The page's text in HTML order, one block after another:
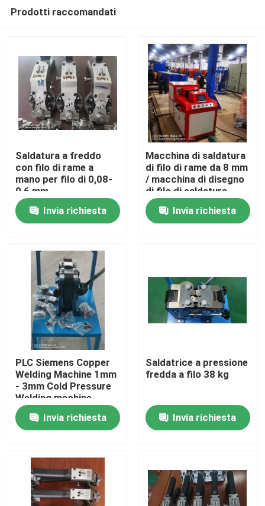
Casa.
Prodotti
Su di noi
Visita alla fabbrica
Controllo della qualità
Contattaci
Chiedi un preventivo
Macchine per estrusore di cavi
Macchine per estrusore di filo
Prodotti raccomandati
Saldatura a freddo
con filo di rame a
mano per filo di 0,08-
0,6 mm
Invia richiesta
Macchina di saldatura
di filo di rame da 8 mm
/ macchina di disegno
di filo di saldatura
Invia richiesta
PLC Siemens Copper
Welding Machine 1mm
- 3mm Cold Pressure
Welding machine
Invia richiesta
Saldatrice a pressione
fredda a filo 38 kg
Invia richiesta